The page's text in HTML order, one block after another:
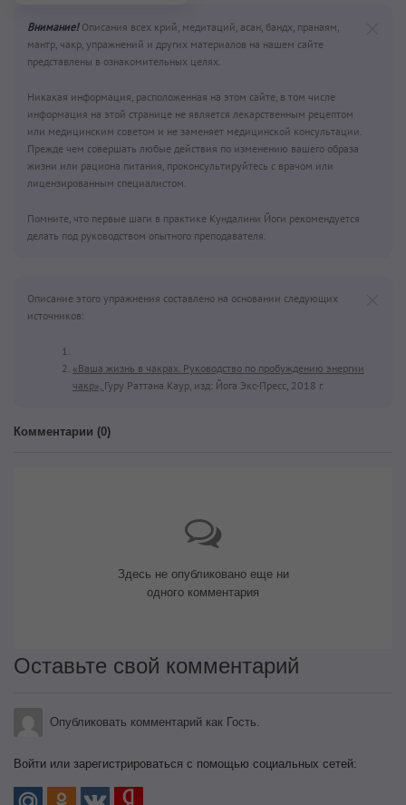
Внимание!Описания всех крий, медитаций, асан, бандх, пранаям,
мантр, чакр, упражнений и других материалов на нашем сайте
представлены в ознакомительных целях.
Никакая информация, расположенная на этом сайте, в том числе
информация на этой странице не является лекарственным рецептом
или медицинским советом и не заменяет медицинской консультации.
Прежде чем совершать любые действия по изменению вашего образа
жизни или рациона питания, проконсультируйтесь с врачом или
лицензированным специалистом.
Помните, что первые шаги в практике Кундалини Йоги рекомендуется
делать под руководством опытного преподавателя.
Описание этого упражнения составлено на основании следующих
источников:
«Ваша жизнь в чакрах. Руководство по пробуждению энергии
чакр», Гуру Раттана Каур, изд: Йога Экс-Пресс, 2018 г.
Комментарии (0)
Здесь не опубликовано еще ни
одного комментария
Оставьте свой комментарий
Опубликовать комментарий как Гость.
Войти или зарегистрироваться с помощью социальных сетей: